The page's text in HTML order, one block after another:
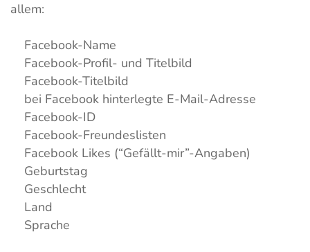
allem:
Facebook-Name
Facebook-Profil- und Titelbild
Facebook-Titelbild
bei Facebook hinterlegte E-Mail-Adresse
Facebook-ID
Facebook-Freundeslisten
Facebook Likes (“Gefällt-mir”-Angaben)
Geburtstag
Geschlecht
Land
Sprache